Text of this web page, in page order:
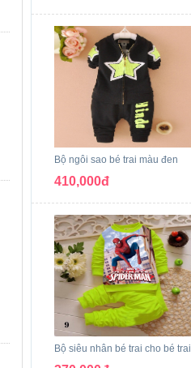
Bộ ngôi sao bé trai màu đen
410,000đ
Bộ siêu nhân bé trai cho bé trai